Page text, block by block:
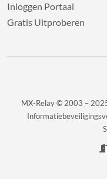
Inloggen Portaal
Gratis Uitproberen
MX-Relay © 2003 –